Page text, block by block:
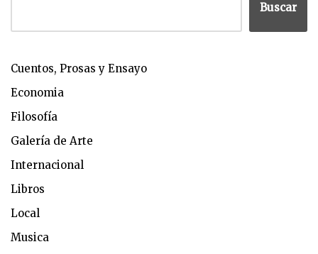
Buscar
Cuentos, Prosas y Ensayo
Economia
Filosofía
Galería de Arte
Internacional
Libros
Local
Musica